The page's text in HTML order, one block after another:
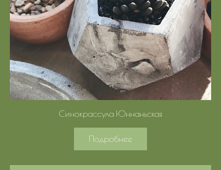
Синокрассула Юннаньская
Подробнее